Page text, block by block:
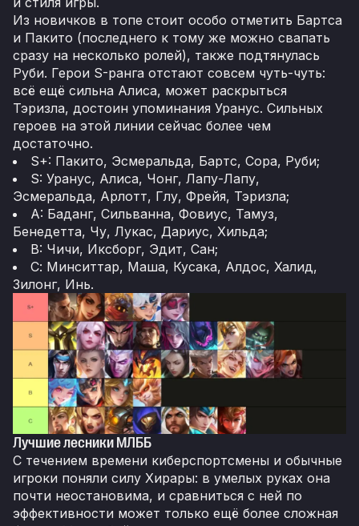
Из новичков в топе стоит особо отметить Бартса
и Пакито (последнего к тому же можно свапать
сразу на несколько ролей), также подтянулась
Руби. Герои S-ранга отстают совсем чуть-чуть:
всё ещё сильна Алиса, может раскрыться
Тэризла, достоин упоминания Уранус. Сильных
героев на этой линии сейчас более чем
достаточно.
S+: Пакито, Эсмеральда, Бартс, Сора, Руби;
S: Уранус, Алиса, Чонг, Лапу-Лапу,
Эсмеральда, Арлотт, Глу, Фрейя, Тэризла;
A: Баданг, Сильванна, Фовиус, Тамуз,
Бенедетта, Чу, Лукас, Дариус, Хильда;
B: Чичи, Иксборг, Эдит, Сан;
С: Минситтар, Маша, Кусака, Алдос, Халид,
Зилонг, Инь.
Лучшие лесники МЛББ
С течением времени киберспортсмены и обычные
игроки поняли силу Хирары: в умелых руках она
почти неостановима, и сравниться с ней по
эффективности может только ещё более сложная